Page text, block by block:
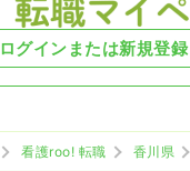
ログインまたは新規登録
看護roo! 転職 香川県